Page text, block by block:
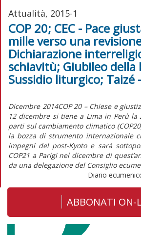
Attualità, 2015-1
COP 20; CEC - Pace
mille verso una
Dichiarazione
schiavitù; Giubileo della
Sussidio liturgico; Taizé
Dicembre 2014COP 20 – Chiese e
12 dicembre si tiene a Lima in Perù la
parti sul cambiamento climatico
la bozza di strumento internazionale
impegni del post-Kyoto e sarà
COP21 a Parigi nel dicembre di
da una delegazione del Consiglio
Diario
ABBONATI ON-